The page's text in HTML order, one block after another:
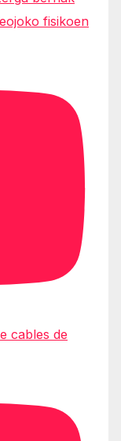
fisikoen
cables de